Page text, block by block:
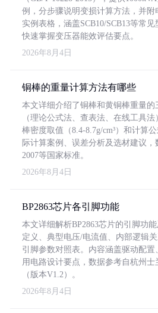
例，分步骤说明变损计算方法，并
实例表格，涵盖SCB10/SCB13等常
快速掌握变压器能效评估要点。
2026年8月4日
铜棒的重量计算方法有哪些
本文详细介绍了铜棒和黄铜棒重量的
（理论公式法、查表法、在线工具
棒密度取值（8.4-8.7g/cm³）和计算
际计算案例、误差分析及选材建议，
2007等国家标准。
2026年8月4日
BP2863芯片各引脚功能
本文详细解析BP2863芯片的引脚功
定义、典型电压/电流值、内部逻辑
引脚参数对照表。内容涵盖驱动配置
用电路设计要点，数据参考自杭州士
（版本V1.2）。
2026年8月4日